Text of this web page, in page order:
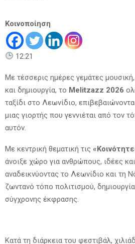
Κοινοποίηση
12:21
Με τέσσερις ημέρες γεμάτες μουσική,
και δημιουργία, το Melitzazz 2026
ταξίδι στο Λεωνίδιο,
μιας γιορτής που γεννιέται από τον
αυτόν.
Με κεντρική θεματική τις
άνοιξε χώρο για ανθρώπους, ιδέες
αναδεικνύοντας το Λεωνίδιο και τη
ζωντανό τόπο πολιτισμού,
σύγχρονης έκφρασης.
Κατά τη διάρκεια του φεστιβάλ,